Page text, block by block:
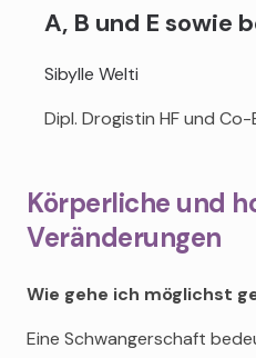
A, B und E sowie
Sibylle Welti
Dipl. Drogistin HF und
Körperliche und
Veränderungen
Wie gehe ich möglichst
Eine Schwangerschaft